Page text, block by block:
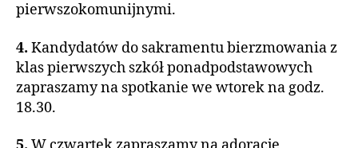
pierwszokomunijnymi.
4. Kandydatów do sakramentu bierzmowania z
klas pierwszych szkół ponadpodstawowych
zapraszamy na spotkanie we wtorek na godz.
18.30.